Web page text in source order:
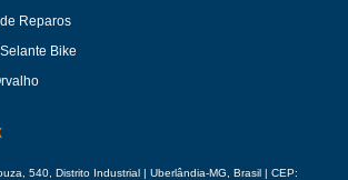
Reparos
Bike
540, Distrito Industrial | Uberlândia-MG, Brasil | CEP: